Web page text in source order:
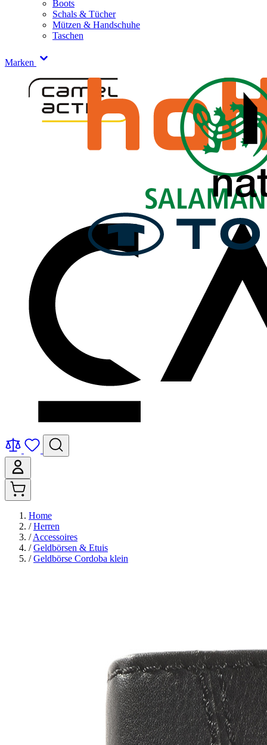
Boots
Schals & Tücher
Mützen & Handschuhe
Taschen
Marken
Home
/ Herren
/ Accessoires
/ Geldbörsen & Etuis
/ Geldbörse Cordoba klein